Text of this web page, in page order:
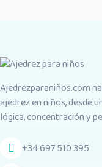
Ajedrezparaniños.com
ajedrez en niños, desde
lógica, concentración y
+34 697 510 395